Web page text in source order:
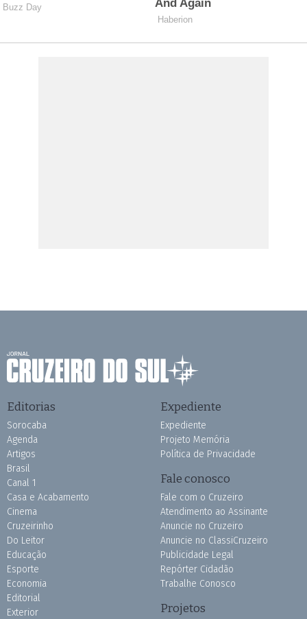
Editorias
Sorocaba
Agenda
Artigos
Brasil
Canal 1
Casa e Acabamento
Cinema
Cruzeirinho
Do Leitor
Educação
Esporte
Economia
Editorial
Exterior
Expediente
Expediente
Projeto Memória
Política de Privacidade
Fale conosco
Fale com o Cruzeiro
Atendimento ao Assinante
Anuncie no Cruzeiro
Anuncie no ClassiCruzeiro
Publicidade Legal
Repórter Cidadão
Trabalhe Conosco
Projetos